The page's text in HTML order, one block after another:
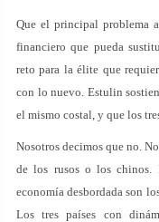
Que el principal problema
financiero que pueda
reto para la élite que
con lo nuevo. Estulin
el mismo costal, y que los
Nosotros decimos que no.
de los rusos o los chinos.
economía desbordada son
Los tres países con